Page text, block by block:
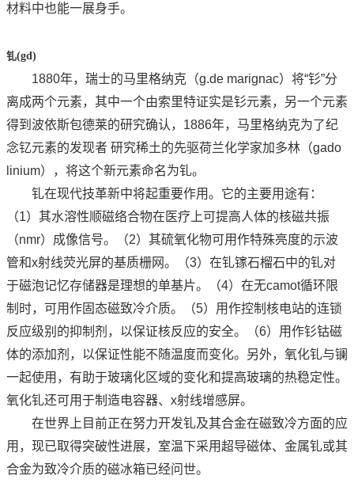
材料中也能一展身手。
钆(gd)
1880年，瑞士的马里格纳克（g.de marignac）将“钐”分
离成两个元素，其中一个由索里特证实是钐元素，另一个元素
得到波依斯包德莱的研究确认，1886年，马里格纳克为了纪
念钇元素的发现者 研究稀土的先驱荷兰化学家加多林（gado
linium），将这个新元素命名为钆。
钆在现代技革新中将起重要作用。它的主要用途有：
（1）其水溶性顺磁络合物在医疗上可提高人体的核磁共振
（nmr）成像信号。（2）其硫氧化物可用作特殊亮度的示波
管和x射线荧光屏的基质栅网。（3）在钆镓石榴石中的钆对
于磁泡记忆存储器是理想的单基片。（4）在无camot循环限
制时，可用作固态磁致冷介质。（5）用作控制核电站的连锁
反应级别的抑制剂，以保证核反应的安全。（6）用作钐钴磁
体的添加剂，以保证性能不随温度而变化。另外，氧化钆与镧
一起使用，有助于玻璃化区域的变化和提高玻璃的热稳定性。
氧化钆还可用于制造电容器、x射线增感屏。
在世界上目前正在努力开发钆及其合金在磁致冷方面的应
用，现已取得突破性进展，室温下采用超导磁体、金属钆或其
合金为致冷介质的磁冰箱已经问世。